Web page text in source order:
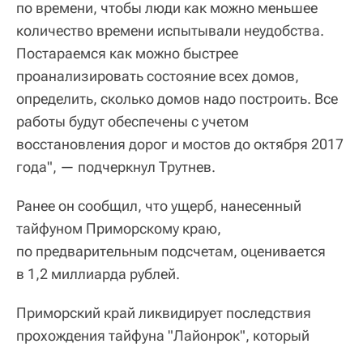
по времени, чтобы люди как можно меньшее
количество времени испытывали неудобства.
Постараемся как можно быстрее
проанализировать состояние всех домов,
определить, сколько домов надо построить. Все
работы будут обеспечены с учетом
восстановления дорог и мостов до октября 2017
года", — подчеркнул Трутнев.
Ранее он сообщил, что ущерб, нанесенный
тайфуном Приморскому краю,
по предварительным подсчетам, оценивается
в 1,2 миллиарда рублей.
Приморский край ликвидирует последствия
прохождения тайфуна "Лайонрок", который